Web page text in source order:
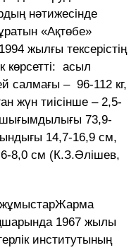
нәтижесінде
«Ақтөбе»
жылғы тексерістің
көрсетті: асыл
салмағы – 96-112 кг,
жүн тиісінше – 2,5-
шығымдылығы 73,9-
14,7-16,9 см,
8,0 см (К.З.Әлішев,
1967 жылы
институтының